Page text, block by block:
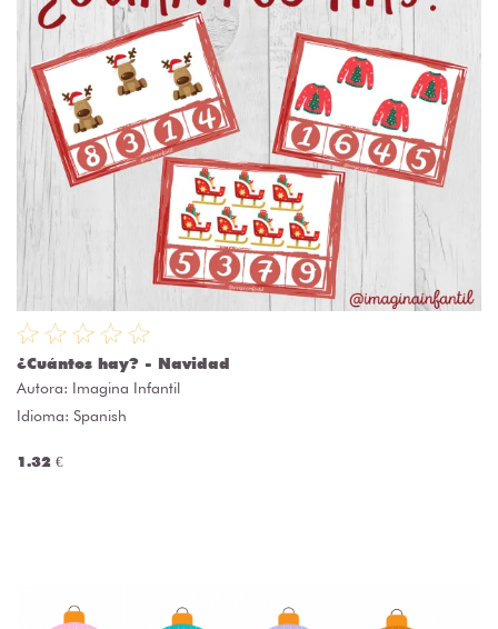
¿Cuántos hay? - Navidad
Autora: Imagina Infantil
Idioma: Spanish
1.32 €